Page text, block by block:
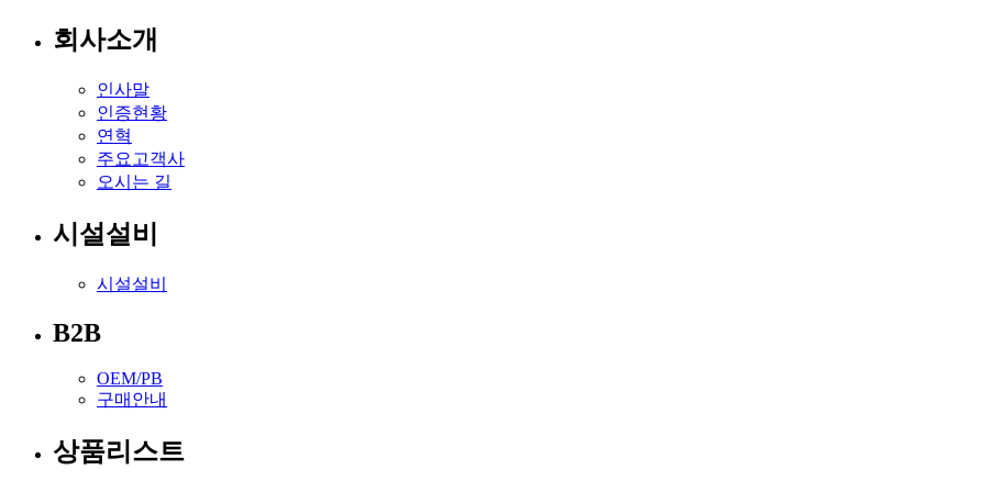
회사소개
인사말
인증현황
연혁
주요고객사
오시는 길
시설설비
시설설비
B2B
OEM/PB
구매안내
상품리스트